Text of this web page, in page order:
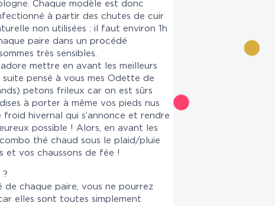
Chaque modèle est donc
à partir des chutes de cuir
non utilisées : il faut environ 1h
paire dans un procédé
très sensibles.
mettre en avant les meilleurs
pensé à vous mes Odette de
petons frileux car on est sûrs
à porter à même vos pieds nus
hivernal qui s’annonce et rendre
possible ! Alors, en avant les
thé chaud sous le plaid/pluie
vos chaussons de fée !
?
de chaque paire, vous ne pourrez
elles sont toutes simplement